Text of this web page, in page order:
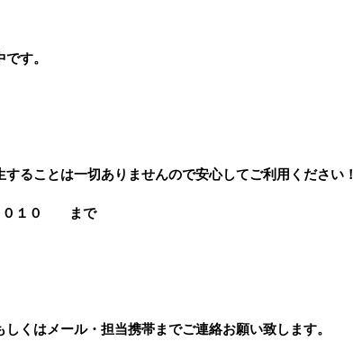
す。
ることは一切ありませんので安心してご利用ください！
１０ まで
くはメール・担当携帯までご連絡お願い致します。